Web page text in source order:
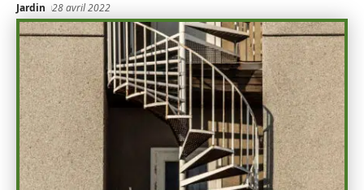
Jardin 28 avril 2022